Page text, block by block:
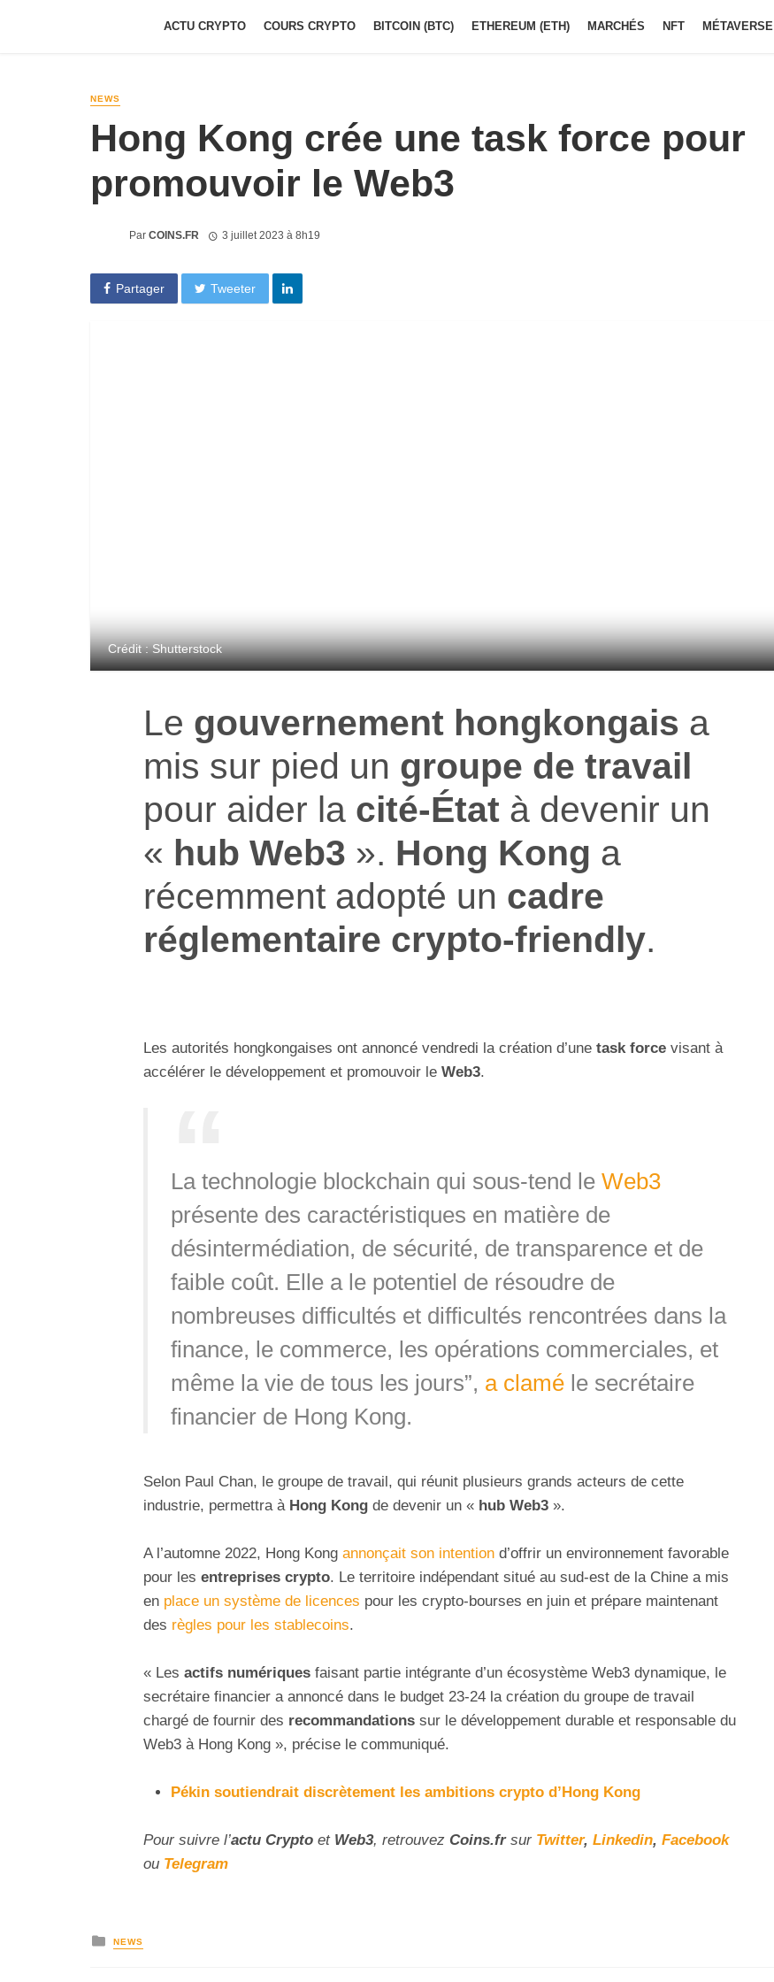
ACTU CRYPTO COURS CRYPTO BITCOIN (BTC) ETHEREUM (ETH) MARCHÉS NFT MÉTAVERSE
NEWS
Hong Kong crée une task force pour
promouvoir le Web3
Par COINS.FR 3 juillet 2023 à 8h19
Partager Tweeter
Crédit : Shutterstock
Le gouvernement hongkongais a
mis sur pied un groupe de travail
pour aider la cité-État à devenir un
« hub Web3 ». Hong Kong a
récemment adopté un cadre
réglementaire crypto-friendly.
Les autorités hongkongaises ont annoncé vendredi la création d’une task force visant à
accélérer le développement et promouvoir le Web3.
La technologie blockchain qui sous-tend le Web3
présente des caractéristiques en matière de
désintermédiation, de sécurité, de transparence et de
faible coût. Elle a le potentiel de résoudre de
nombreuses difficultés et difficultés rencontrées dans la
finance, le commerce, les opérations commerciales, et
même la vie de tous les jours”, a claméle secrétaire
financier de Hong Kong.
Selon Paul Chan, le groupe de travail, qui réunit plusieurs grands acteurs de cette
industrie, permettra à Hong Kong de devenir un « hub Web3 ».
A l’automne 2022, Hong Kong annonçait son intention d’offrir un environnement favorable
pour les entreprises crypto. Le territoire indépendant situé au sud-est de la Chine a mis
en place un système de licences pour les crypto-bourses en juin et prépare maintenant
des règles pour les stablecoins.
« Les actifs numériques faisant partie intégrante d’un écosystème Web3 dynamique, le
secrétaire financier a annoncé dans le budget 23-24 la création du groupe de travail
chargé de fournir des recommandations sur le développement durable et responsable du
Web3 à Hong Kong », précise le communiqué.
Pékin soutiendrait discrètement les ambitions crypto d’Hong Kong
Pour suivre l’actu Crypto et Web3, retrouvez Coins.fr sur Twitter, Linkedin, Facebook
ou Telegram
NEWS